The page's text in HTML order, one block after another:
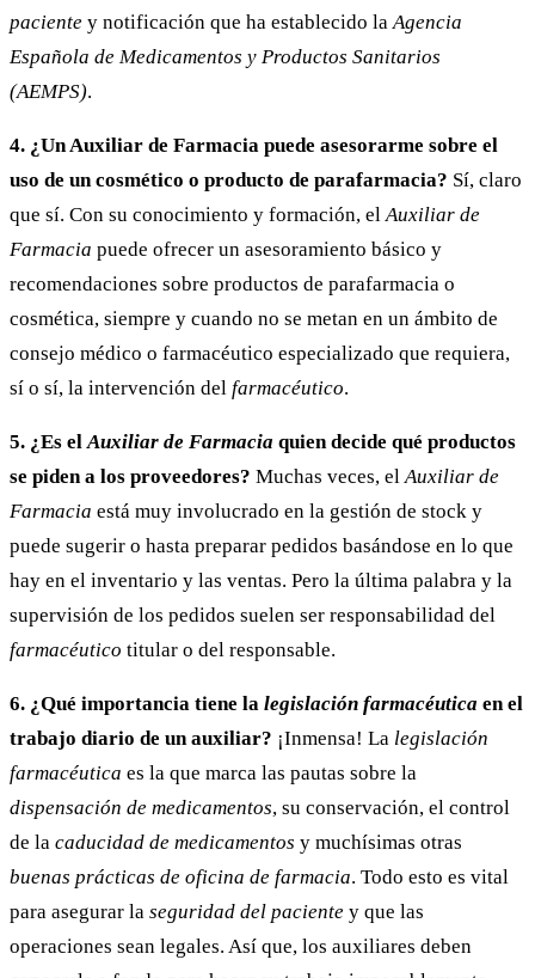
paciente y notificación que ha establecido la Agencia
Española de Medicamentos y Productos Sanitarios
(AEMPS).
4. ¿Un Auxiliar de Farmacia puede asesorarme sobre el
uso de un cosmético o producto de parafarmacia? Sí, claro
que sí. Con su conocimiento y formación, el Auxiliar de
Farmacia puede ofrecer un asesoramiento básico y
recomendaciones sobre productos de parafarmacia o
cosmética, siempre y cuando no se metan en un ámbito de
consejo médico o farmacéutico especializado que requiera,
sí o sí, la intervención del farmacéutico.
5. ¿Es el Auxiliar de Farmacia quien decide qué productos
se piden a los proveedores? Muchas veces, el Auxiliar de
Farmacia está muy involucrado en la gestión de stock y
puede sugerir o hasta preparar pedidos basándose en lo que
hay en el inventario y las ventas. Pero la última palabra y la
supervisión de los pedidos suelen ser responsabilidad del
farmacéutico titular o del responsable.
6. ¿Qué importancia tiene la legislación farmacéutica en el
trabajo diario de un auxiliar? ¡Inmensa! La legislación
farmacéutica es la que marca las pautas sobre la
dispensación de medicamentos, su conservación, el control
de la caducidad de medicamentos y muchísimas otras
buenas prácticas de oficina de farmacia. Todo esto es vital
para asegurar la seguridad del paciente y que las
operaciones sean legales. Así que, los auxiliares deben